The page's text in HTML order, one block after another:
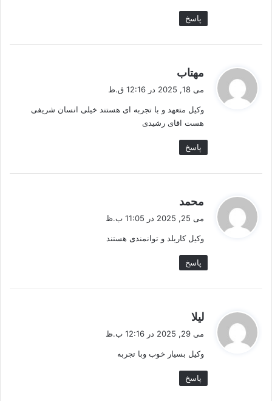
پاسخ
مهتاب
:
می 18, 2025 در 12:16 ق.ظ
وکیل متعهد و با تجربه ای هستند خیلی انسان شریفی
هست اقای رشیدی
پاسخ
محمد
:
می 25, 2025 در 11:05 ب.ظ
وکیل کاربلد و توانمندی هستند
پاسخ
لیلا
:
می 29, 2025 در 12:16 ب.ظ
وکیل بسیار خوب وبا تجربه
پاسخ